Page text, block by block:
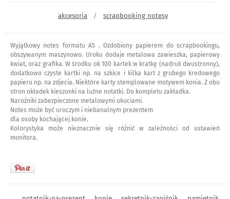
akcesoria / scrapbooking notesy
Wyjątkowy notes formatu A5 . Ozdobiony papierem do scrapbookingu,
obszywanym maszynowo. Uroku dodaje metalowa zawieszka, papierowy
kwiat, oraz grafika. W środku ok 100 kartek w kratkę (nadruk dwustronny),
dodatkowo czyste kartki np. na szkice i kilka kart z grubego kredowego
papieru np. na zdjecia. Niektóre karty stemplowane motywem konia. Z obu
stron okładek kieszonki na luźne notatki. Do kompletu zakładka.
Narożniki zabezpieczone metalowymi okuciami.
Notes może być uroczym i niebanalnym prezentem
dla osoby kochającej konie.
Kolorystyka może nieznacznie się różnić w zależności od ustawień
monitora.